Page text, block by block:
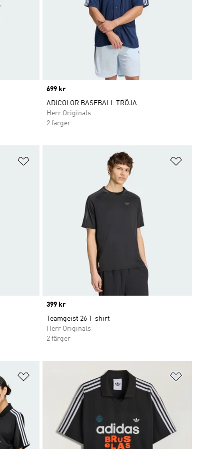
Price
699 kr
ADICOLOR BASEBALL TRÖJA
Herr Originals
2 färger
Lägg till på önskelistan
Price
399 kr
Teamgeist 26 T-shirt
Herr Originals
2 färger
Lägg till på önskelistan